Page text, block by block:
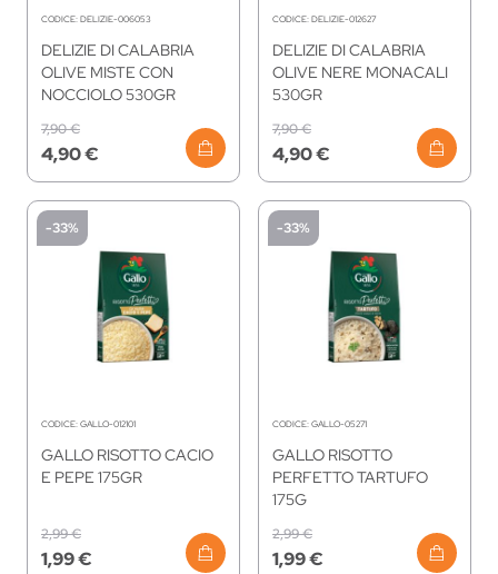
CODICE: DELIZIE-006053
DELIZIE DI CALABRIA
OLIVE MISTE CON
NOCCIOLO 530GR
4,90 €
7,90 €
CODICE: DELIZIE-012627
DELIZIE DI CALABRIA
OLIVE NERE MONACALI
530GR
4,90 €
7,90 €
-33%
CODICE: GALLO-012101
GALLO RISOTTO CACIO
E PEPE 175GR
1,99 €
2,99 €
-33%
CODICE: GALLO-05271
GALLO RISOTTO
PERFETTO TARTUFO
175G
1,99 €
2,99 €